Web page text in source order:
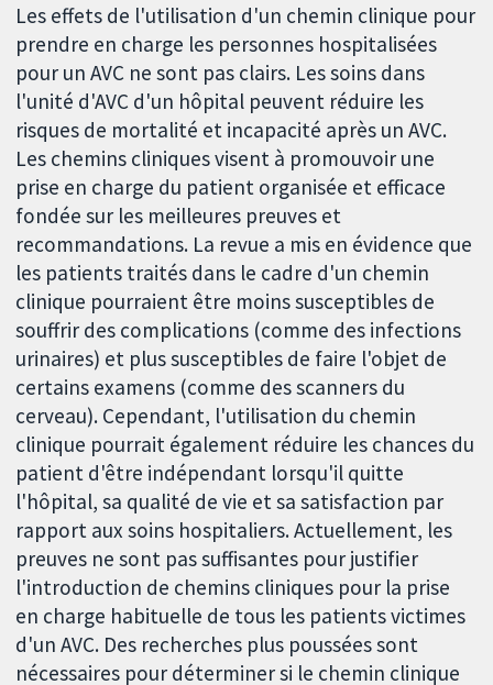
Les effets de l'utilisation d'un chemin clinique pour
prendre en charge les personnes hospitalisées
pour un AVC ne sont pas clairs. Les soins dans
l'unité d'AVC d'un hôpital peuvent réduire les
risques de mortalité et incapacité après un AVC.
Les chemins cliniques visent à promouvoir une
prise en charge du patient organisée et efficace
fondée sur les meilleures preuves et
recommandations. La revue a mis en évidence que
les patients traités dans le cadre d'un chemin
clinique pourraient être moins susceptibles de
souffrir des complications (comme des infections
urinaires) et plus susceptibles de faire l'objet de
certains examens (comme des scanners du
cerveau). Cependant, l'utilisation du chemin
clinique pourrait également réduire les chances du
patient d'être indépendant lorsqu'il quitte
l'hôpital, sa qualité de vie et sa satisfaction par
rapport aux soins hospitaliers. Actuellement, les
preuves ne sont pas suffisantes pour justifier
l'introduction de chemins cliniques pour la prise
en charge habituelle de tous les patients victimes
d'un AVC. Des recherches plus poussées sont
nécessaires pour déterminer si le chemin clinique